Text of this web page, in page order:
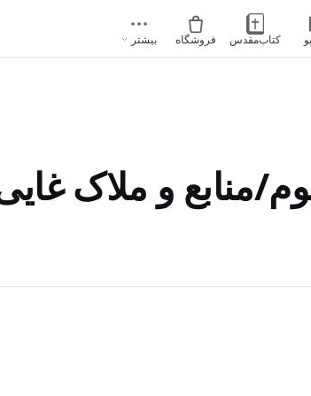
کتاب‌مقدس فروشگاه بیشتر
و ملاک غایی